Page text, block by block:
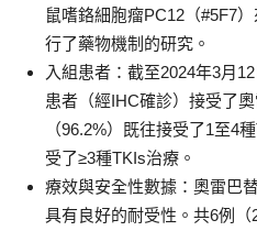
鼠嗜鉻細胞瘤PC12（#5F7
行了藥物機制的研究。
入組患者：截至2024年3月
患者（經IHC確診）接受了
（96.2%）既往接受了1至4
受了≥3種TKIs治療。
療效與安全性數據 ：奧雷巴
具有良好的耐受性。共6例